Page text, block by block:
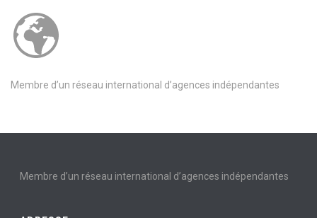
Membre d’un réseau international d’agences indépendantes
Membre d’un réseau international d’agences indépendantes